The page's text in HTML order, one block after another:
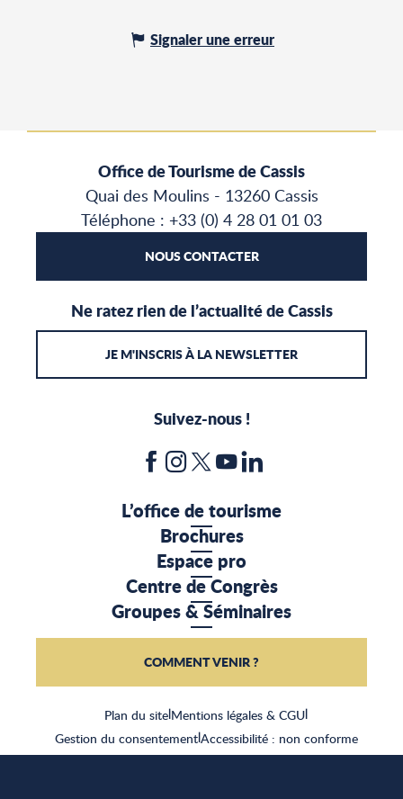
Signaler une erreur
Office de Tourisme de Cassis
Quai des Moulins - 13260 Cassis
Téléphone : +33 (0) 4 28 01 01 03
NOUS CONTACTER
Ne ratez rien de l’actualité de Cassis
JE M'INSCRIS À LA NEWSLETTER
Suivez-nous !
Plan du site|Mentions légales & CGU|
Gestion du consentement|Accessibilité : non conforme
L’office de tourisme
Brochures
Espace pro
Centre de Congrès
Groupes & Séminaires
COMMENT VENIR ?